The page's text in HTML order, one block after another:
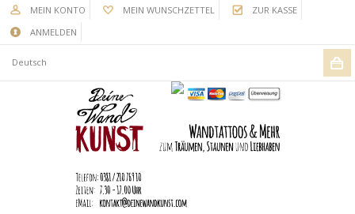
MEIN KONTO MEIN WUNSCHZETTEL
ZUR KASSE
ANMELDEN
Deutsch